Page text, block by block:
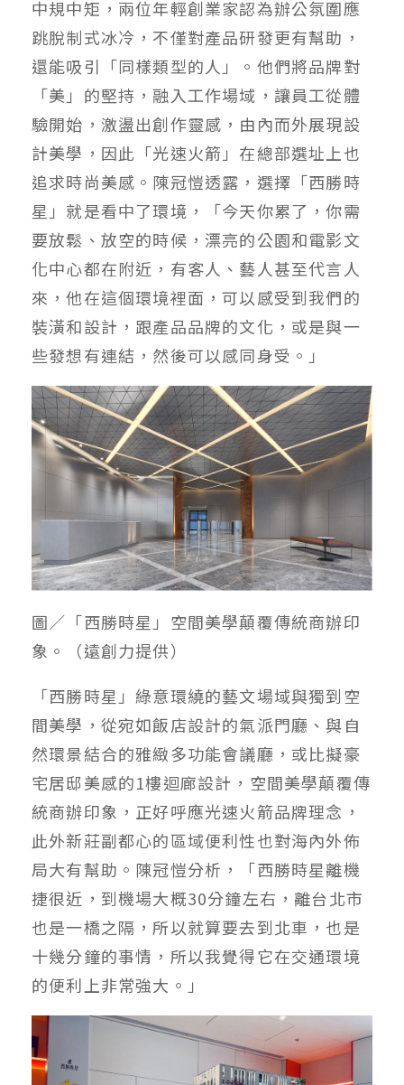
中規中矩，兩位年輕創業家認為辦公氛圍應
跳脫制式冰冷，不僅對產品研發更有幫助，
還能吸引「同樣類型的人」。他們將品牌對
「美」的堅持，融入工作場域，讓員工從體
驗開始，激盪出創作靈感，由內而外展現設
計美學，因此「光速火箭」在總部選址上也
追求時尚美感。陳冠愷透露，選擇「西勝時
星」就是看中了環境，「今天你累了，你需
要放鬆、放空的時候，漂亮的公園和電影文
化中心都在附近，有客人、藝人甚至代言人
來，他在這個環境裡面，可以感受到我們的
裝潢和設計，跟產品品牌的文化，或是與一
些發想有連結，然後可以感同身受。」
圖／「西勝時星」空間美學顛覆傳統商辦印
象。（遠創力提供）
「西勝時星」綠意環繞的藝文場域與獨到空
間美學，從宛如飯店設計的氣派門廳、與自
然環景結合的雅緻多功能會議廳，或比擬豪
宅居邸美感的1樓迴廊設計，空間美學顛覆傳
統商辦印象，正好呼應光速火箭品牌理念，
此外新莊副都心的區域便利性也對海內外佈
局大有幫助。陳冠愷分析，「西勝時星離機
捷很近，到機場大概30分鐘左右，離台北市
也是一橋之隔，所以就算要去到北車，也是
十幾分鐘的事情，所以我覺得它在交通環境
的便利上非常強大。」